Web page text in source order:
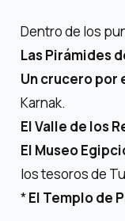
Dentro de los
Las Pirámides
Un crucero por
Karnak.
El Valle de los
El Museo
los tesoros de
*El Templo de